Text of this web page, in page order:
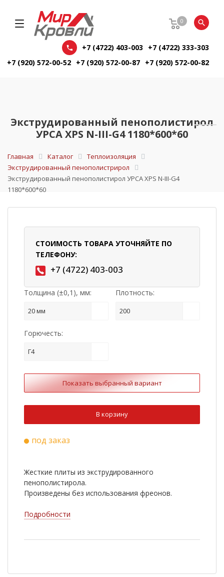
0
+7 (4722) 403-003
+7 (4722) 333-303
+7 (920) 572-00-52 +7 (920) 572-00-87 +7 (920) 572-00-82
Экструдированный пенополистирол
УРСА XPS N-III-G4 1180*600*60
Главная Каталог
Теплоизоляция
Экструдированный пенополистрирол
Экструдированный пенополистирол УРСА XPS N-III-G4
1180*600*60
СТОИМОСТЬ ТОВАРА УТОЧНЯЙТЕ ПО
ТЕЛЕФОНУ:
+7 (4722) 403-003
Толщина (±0,1), мм:
20 мм
Плотность:
200
Горючесть:
Г4
Показать выбранный вариант
В корзину
под заказ
Жесткие плиты из экструдированного
пенополистирола.
Произведены без использования фреонов.
Подробности